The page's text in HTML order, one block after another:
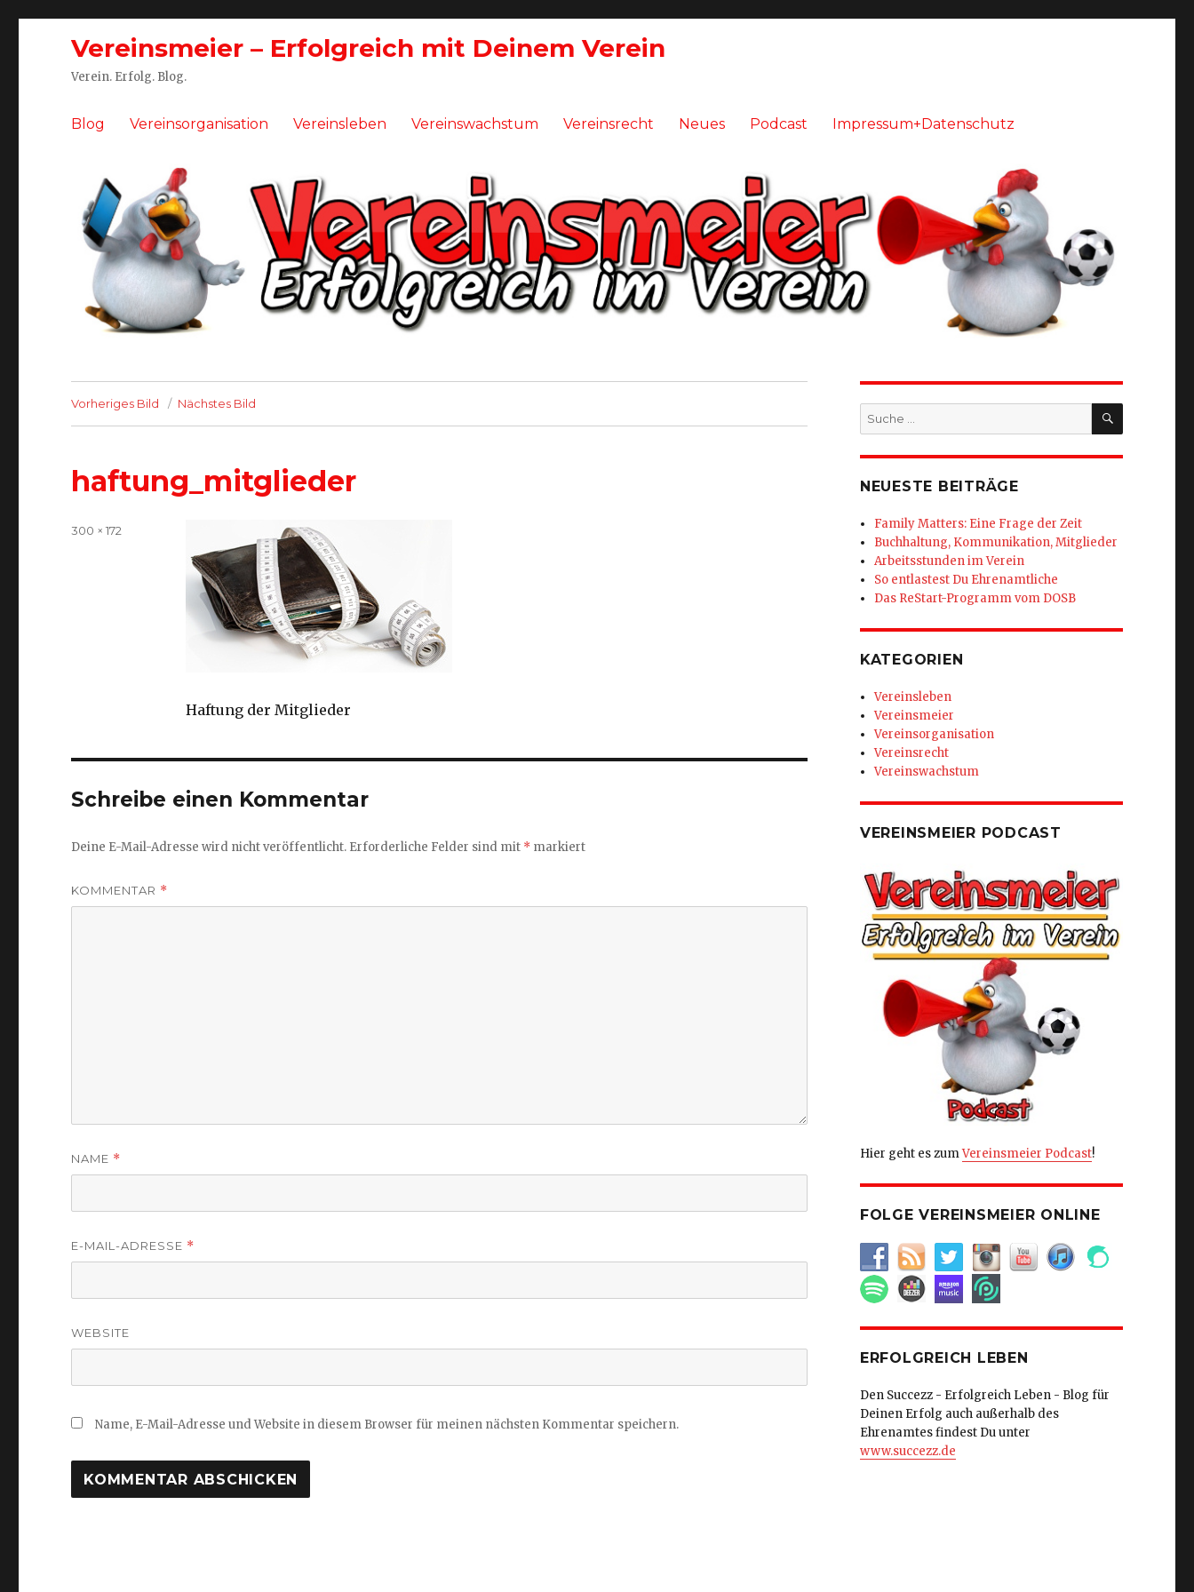
Vereinsmeier – Erfolgreich mit Deinem Verein
Verein. Erfolg. Blog.
Blog Vereinsorganisation Vereinsleben Vereinswachstum Vereinsrecht Neues Podcast Impressum+Datenschutz
Vorheriges Bild Nächstes Bild
haftung_mitglieder
Haftung der Mitglieder
Volle
300 × 172
Schreibe einen Kommentar
Deine E-Mail-Adresse wird nicht veröffentlicht. Erforderliche Felder sind mit * markiert
KOMMENTAR *
NAME *
E-MAIL-ADRESSE *
WEBSITE
Name, E-Mail-Adresse und Website in diesem Browser für meinen nächsten Kommentar speichern.
Suche
nach:
SUCHEN
NEUESTE BEITRÄGE
Family Matters: Eine Frage der Zeit
Buchhaltung, Kommunikation, Mitglieder
Arbeitsstunden im Verein
So entlastest Du Ehrenamtliche
Das ReStart-Programm vom DOSB
KATEGORIEN
Vereinsleben
Vereinsmeier
Vereinsorganisation
Vereinsrecht
Vereinswachstum
VEREINSMEIER PODCAST
Hier geht es zumVereinsmeier Podcast!
FOLGE VEREINSMEIER ONLINE
ERFOLGREICH LEBEN
Den Succezz - Erfolgreich Leben - Blog für
Deinen Erfolg auch außerhalb des
Ehrenamtes findest Du unter
www.succezz.de